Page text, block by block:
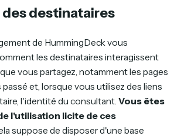
destinataires
de HummingDeck vous
les destinataires interagissent
vous partagez, notamment les pages
et, lorsque vous utilisez des liens
l'identité du consultant. Vous êtes
l'utilisation licite de ces
suppose de disposer d'une base